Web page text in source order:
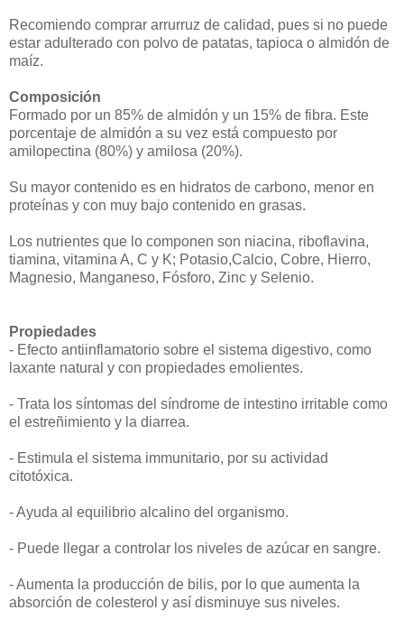
Recomiendo comprar arrurruz de calidad, pues si no puede
estar adulterado con polvo de patatas, tapioca o almidón de
maíz.
Composición
Formado por un 85% de almidón y un 15% de fibra. Este
porcentaje de almidón a su vez está compuesto por
amilopectina (80%) y amilosa (20%).
Su mayor contenido es en hidratos de carbono, menor en
proteínas y con muy bajo contenido en grasas.
Los nutrientes que lo componen son niacina, riboflavina,
tiamina, vitamina A, C y K; Potasio,Calcio, Cobre, Hierro,
Magnesio, Manganeso, Fósforo, Zinc y Selenio.
Propiedades
- Efecto antiinflamatorio sobre el sistema digestivo, como
laxante natural y con propiedades emolientes.
- Trata los síntomas del síndrome de intestino irritable como
el estreñimiento y la diarrea.
- Estimula el sistema immunitario, por su actividad
citotóxica.
- Ayuda al equilibrio alcalino del organismo.
- Puede llegar a controlar los niveles de azúcar en sangre.
- Aumenta la producción de bilis, por lo que aumenta la
absorción de colesterol y así disminuye sus niveles.